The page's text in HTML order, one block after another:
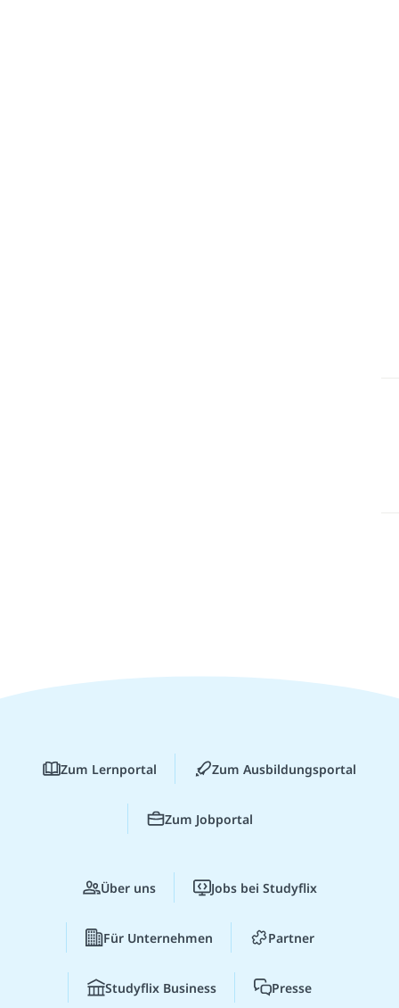
Zum Lernportal Zum Ausbildungsportal
Zum Jobportal
Über uns Jobs bei Studyflix
Für Unternehmen Partner
Studyflix Business Presse